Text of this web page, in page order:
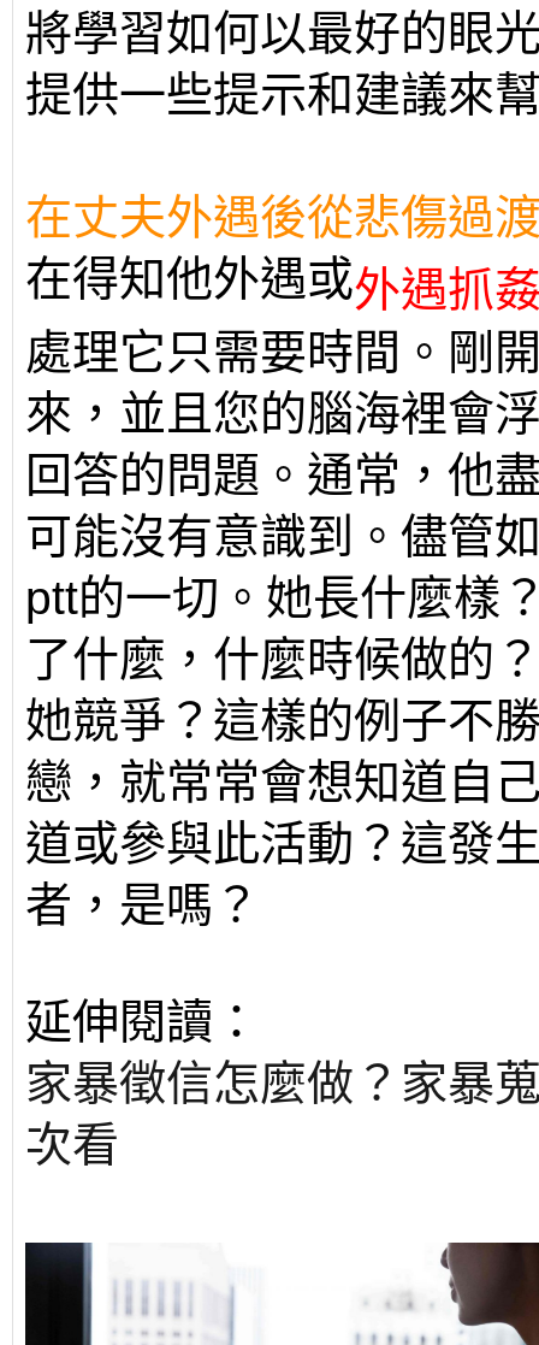
將學習如何以最好的眼
提供一些提示和建議來
在丈夫外遇後從悲傷過
在得知他外遇或外遇抓
處理它只需要時間。剛
來，並且您的腦海裡會
回答的問題。通常，他
可能沒有意識到。儘管
ptt的一切。她長什麼樣
了什麼，什麼時候做的
她競爭？這樣的例子不
戀，就常常會想知道自
道或參與此活動？這發
者，是嗎？
延伸閱讀：
家暴徵信怎麼做？家暴
次看